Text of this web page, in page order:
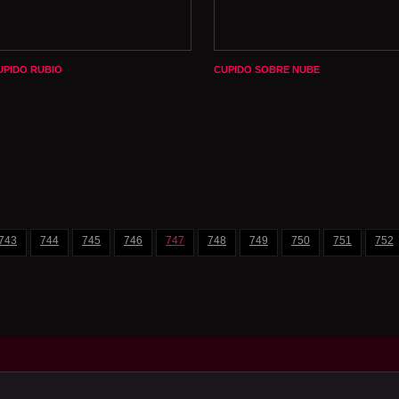
RUBIO CUPIDO SOBRE NUBE
744 745 746 747 748 749 750 751 752